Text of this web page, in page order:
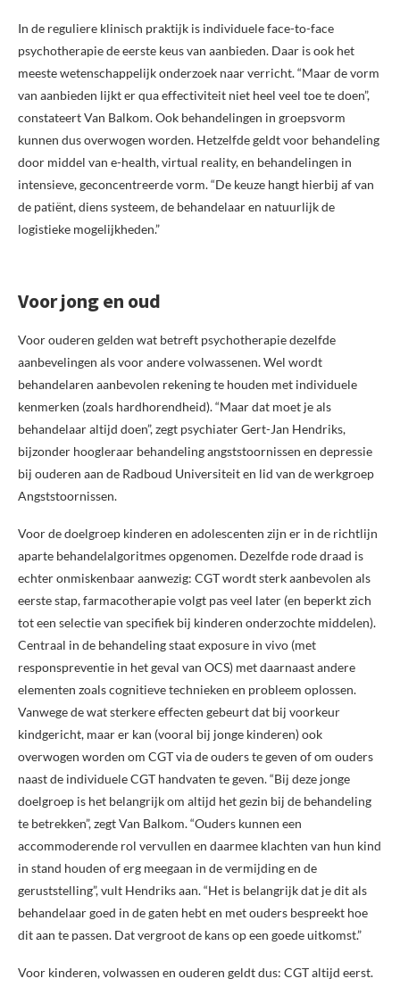
In de reguliere klinisch praktijk is individuele face-to-face
psychotherapie de eerste keus van aanbieden. Daar is ook het
meeste wetenschappelijk onderzoek naar verricht. “Maar de vorm
van aanbieden lijkt er qua effectiviteit niet heel veel toe te doen”,
constateert Van Balkom. Ook behandelingen in groepsvorm
kunnen dus overwogen worden. Hetzelfde geldt voor behandeling
door middel van e-health, virtual reality, en behandelingen in
intensieve, geconcentreerde vorm. “De keuze hangt hierbij af van
de patiënt, diens systeem, de behandelaar en natuurlijk de
logistieke mogelijkheden.”
Voor jong en oud
Voor ouderen gelden wat betreft psychotherapie dezelfde
aanbevelingen als voor andere volwassenen. Wel wordt
behandelaren aanbevolen rekening te houden met individuele
kenmerken (zoals hardhorendheid). “Maar dat moet je als
behandelaar altijd doen”, zegt psychiater Gert-Jan Hendriks,
bijzonder hoogleraar behandeling angststoornissen en depressie
bij ouderen aan de Radboud Universiteit en lid van de werkgroep
Angststoornissen.
Voor de doelgroep kinderen en adolescenten zijn er in de richtlijn
aparte behandelalgoritmes opgenomen. Dezelfde rode draad is
echter onmiskenbaar aanwezig: CGT wordt sterk aanbevolen als
eerste stap, farmacotherapie volgt pas veel later (en beperkt zich
tot een selectie van specifiek bij kinderen onderzochte middelen).
Centraal in de behandeling staat exposure in vivo (met
responspreventie in het geval van OCS) met daarnaast andere
elementen zoals cognitieve technieken en probleem oplossen.
Vanwege de wat sterkere effecten gebeurt dat bij voorkeur
kindgericht, maar er kan (vooral bij jonge kinderen) ook
overwogen worden om CGT via de ouders te geven of om ouders
naast de individuele CGT handvaten te geven. “Bij deze jonge
doelgroep is het belangrijk om altijd het gezin bij de behandeling
te betrekken”, zegt Van Balkom. “Ouders kunnen een
accommoderende rol vervullen en daarmee klachten van hun kind
in stand houden of erg meegaan in de vermijding en de
geruststelling”, vult Hendriks aan. “Het is belangrijk dat je dit als
behandelaar goed in de gaten hebt en met ouders bespreekt hoe
dit aan te passen. Dat vergroot de kans op een goede uitkomst.”
Voor kinderen, volwassen en ouderen geldt dus: CGT altijd eerst.